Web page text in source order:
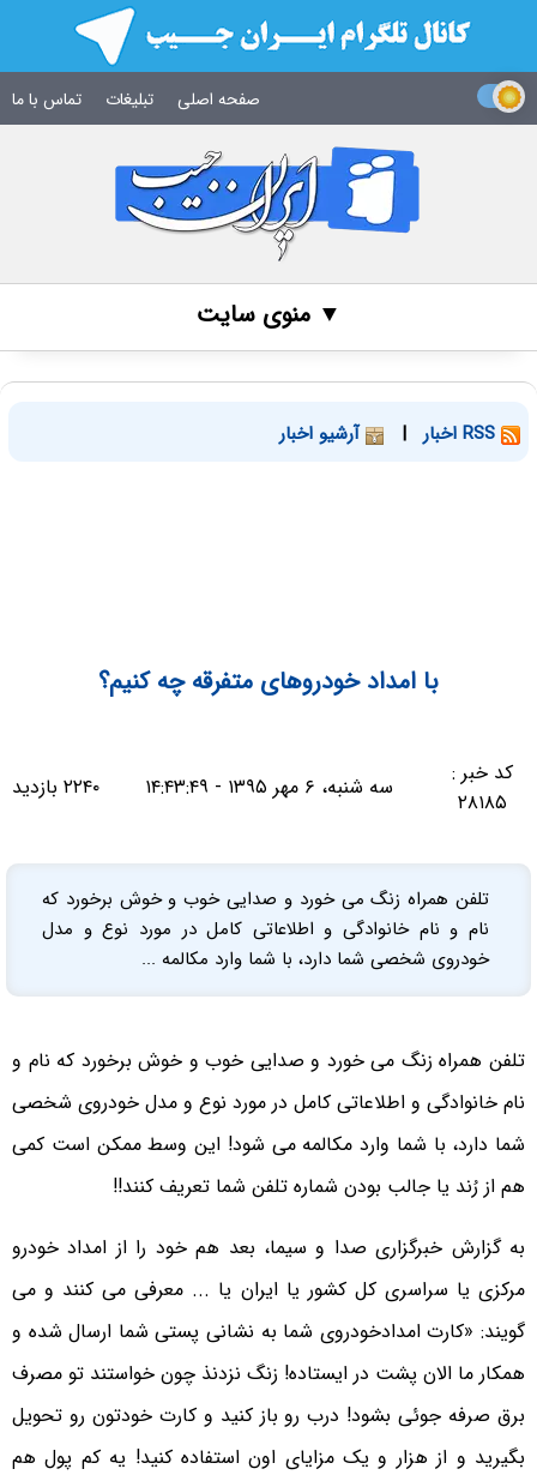
صفحه اصلی تبلیغات تماس با ما
▼ منوی سایت
| آرشیو اخبار
با امداد خودروهای متفرقه چه کنیم؟
کد خبر :
۲۸۱۸۵
سه شنبه، ۶ مهر ۱۳۹۵ - ۱۴:۴۳:۴۹ ۲۲۴۰ بازدید
تلفن همراه زنگ می خورد و صدایی خوب و خوش برخورد که
نام و نام خانوادگی و اطلاعاتی کامل در مورد نوع و مدل
خودروی شخصی شما دارد، با شما وارد مکالمه ...
تلفن همراه زنگ می خورد و صدایی خوب و خوش برخورد که نام و
نام خانوادگی و اطلاعاتی کامل در مورد نوع و مدل خودروی شخصی
شما دارد، با شما وارد مکالمه می شود! این وسط ممکن است کمی
هم از رُند یا جالب بودن شماره تلفن شما تعریف کنند!!
به گزارش خبرگزاری صدا و سیما، بعد هم خود را از امداد خودرو
مرکزی یا سراسری کل کشور یا ایران یا ... معرفی می کنند و می
گویند: «کارت امدادخودروی شما به نشانی پستی شما ارسال شده و
همکار ما الان پشت در ایستاده! زنگ نزدنذ چون خواستند تو مصرف
برق صرفه جوئی بشود! درب رو باز کنید و کارت خودتون رو تحویل
بگیرید و از هزار و یک مزایای اون استفاده کنید! یه کم پول هم